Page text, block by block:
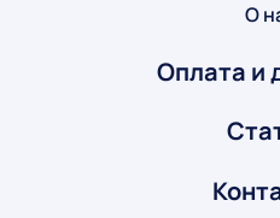
О
Оплата и